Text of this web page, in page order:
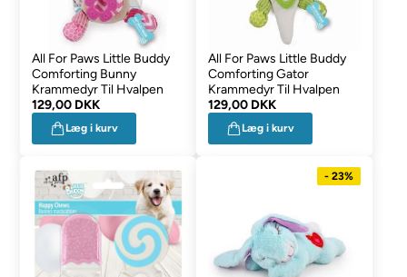
All For Paws Little Buddy
Comforting Bunny
Krammedyr Til Hvalpen
129,00 DKK
Læg i kurv
All For Paws Little Buddy
Comforting Gator
Krammedyr Til Hvalpen
129,00 DKK
Læg i kurv
- 23%